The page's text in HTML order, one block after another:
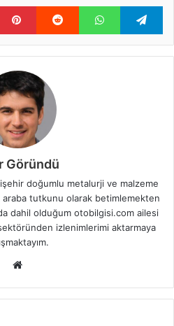
Pinterest Reddit WhatsApp
Göründü
doğumlu metalurji ve malzeme
araba tutkunu olarak betimlemekten
dahil olduğum otobilgisi.com ailesi
izlenimlerimi aktarmaya
Web